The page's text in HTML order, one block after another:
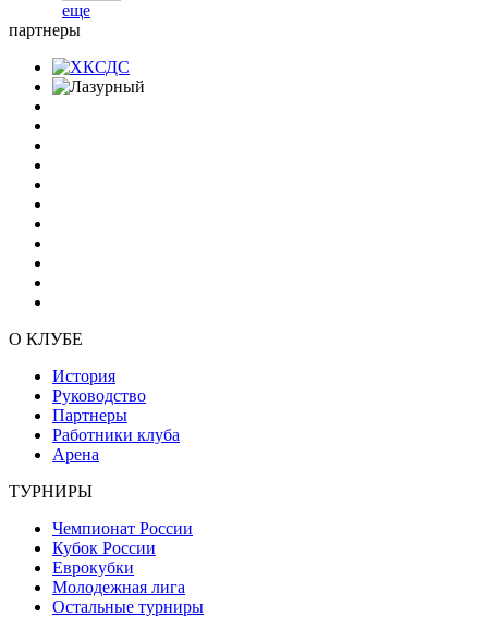
еще
партнеры
О КЛУБЕ
История
Руководство
Партнеры
Работники клуба
Арена
ТУРНИРЫ
Чемпионат России
Кубок России
Еврокубки
Молодежная лига
Остальные турниры